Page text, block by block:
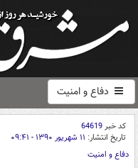
دفاع و امنیت
کد خبر64619
تاریخ انتشار: ۱۱ شهریور ۱۳۹۰ - ۰۹:۴۱
دفاع و امنیت